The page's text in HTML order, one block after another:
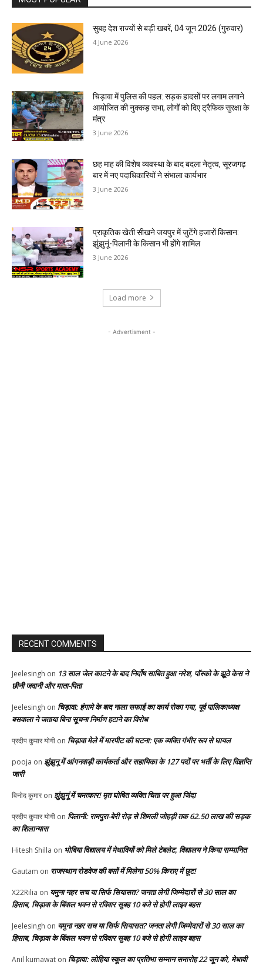
सुबह देश राज्यों से बड़ी खबरें, 04 जून 2026 (गुरुवार)
4 June 2026
चिड़ावा में पुलिस की पहल: सड़क हादसों पर लगाम लगाने
आयोजित की नुक्कड़ सभा, लोगों को दिए ट्रैफिक सुरक्षा के
मंत्र
3 June 2026
छह माह की विशेष व्यवस्था के बाद बदला नेतृत्व, सूरजगढ़
बार में नए पदाधिकारियों ने संभाला कार्यभार
3 June 2026
प्राकृतिक खेती सीखने जयपुर में जुटेंगे हजारों किसान:
झुंझुनूं-पिलानी के किसान भी होंगे शामिल
3 June 2026
Load more
- Advertisment -
RECENT COMMENTS
Jeelesingh on 13 साल जेल काटने के बाद निर्दोष साबित हुआ नरेश, पॉस्को के झूठे केस ने
छीनी जवानी और माता-पिता
Jeelesingh on चिड़ावा: हंगामे के बाद नाला सफाई का कार्य रोका गया, पूर्व पालिकाध्यक्ष
बसवाला ने जताया बिना सूचना निर्माण हटाने का विरोध
प्रदीप कुमार योगी on चिड़ावा मेले में मारपीट की घटना: एक व्यक्ति गंभीर रूप से घायल
pooja on झुंझुनू में आंगनवाड़ी कार्यकर्ता और सहायिका के 127 पदों पर भर्ती के लिए विज्ञप्ति
जारी
विनोद कुमारon झुंझुनूं में चमत्कार! मृत घोषित व्यक्ति चिता पर हुआ जिंदा
प्रदीप कुमार योगी on पिलानी: रामपुरा-बेरी रोड़ से शिमली जोहड़ी तक 62.50 लाख की सड़क
का शिलान्यास
Hitesh Shilla on भोबिया विद्यालय में मेधावियों को मिले टेबलेट, विद्यालय ने किया सम्मानित
Gautam on राजस्थान रोडवेज की बसों में मिलेगा 50% किराए में छूट!
X22Rilia on यमुना नहर सच या सिर्फ सियासत? जनता लेगी जिम्मेदारों से 30 साल का
हिसाब, चिड़ावा के बिंवाल भवन से रविवार सुबह 10 बजे से होगी लाइव बहस
Jeelesingh on यमुना नहर सच या सिर्फ सियासत? जनता लेगी जिम्मेदारों से 30 साल का
हिसाब, चिड़ावा के बिंवाल भवन से रविवार सुबह 10 बजे से होगी लाइव बहस
Anil kumawat on चिड़ावा: लोहिया स्कूल का प्रतिभा सम्मान समारोह 22 जून को, मेधावी